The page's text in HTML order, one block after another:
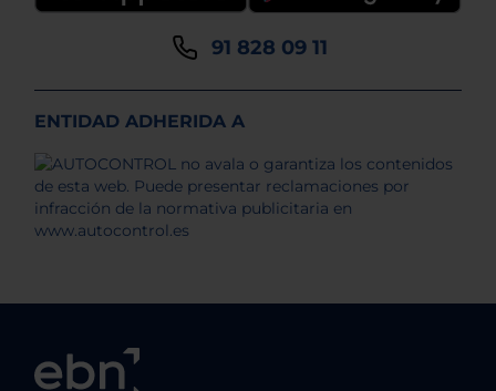
91 828 09 11
ENTIDAD ADHERIDA A